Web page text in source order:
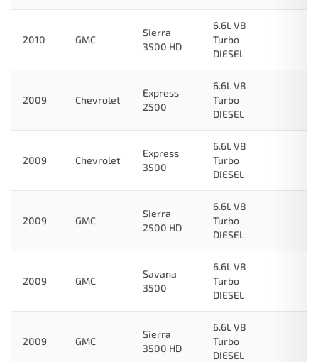
2010 GMC
Sierra
3500 HD
6.6L V8
Turbo
DIESEL
2009 Chevrolet
Express
2500
6.6L V8
Turbo
DIESEL
2009 Chevrolet
Express
3500
6.6L V8
Turbo
DIESEL
2009 GMC
Sierra
2500 HD
6.6L V8
Turbo
DIESEL
2009 GMC
Savana
3500
6.6L V8
Turbo
DIESEL
2009 GMC
Sierra
3500 HD
6.6L V8
Turbo
DIESEL